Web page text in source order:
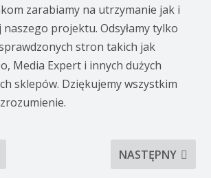
zarabiamy na utrzymanie jak i
projektu. Odsyłamy tylko
stron takich jak
Media Expert i innych dużych
sklepów. Dziękujemy wszystkim
NASTĘPNY